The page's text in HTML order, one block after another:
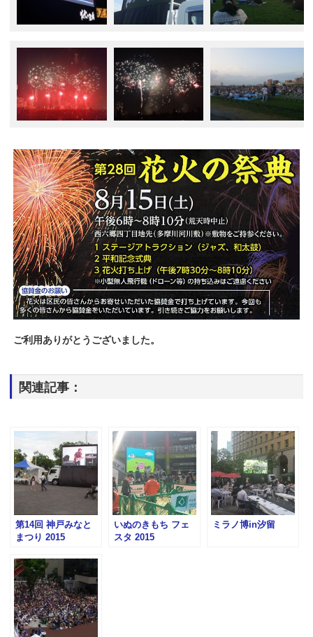
ご利用ありがとうございました。
関連記事：
第14回 神戸みなと
まつり 2015
いぬのきもち フェ
スタ 2015
ミラノ博in汐留